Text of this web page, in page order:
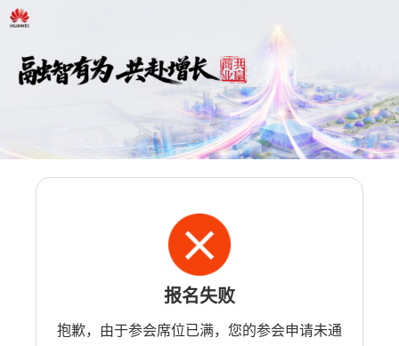
报名失败
抱歉，由于参会席位已满，您的参会申请未通